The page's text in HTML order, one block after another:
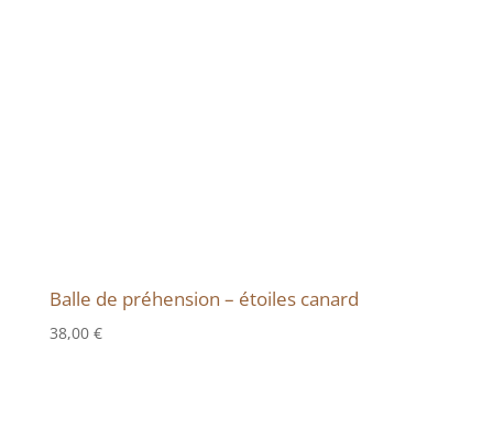
Balle de préhension – étoiles canard
38,00 €